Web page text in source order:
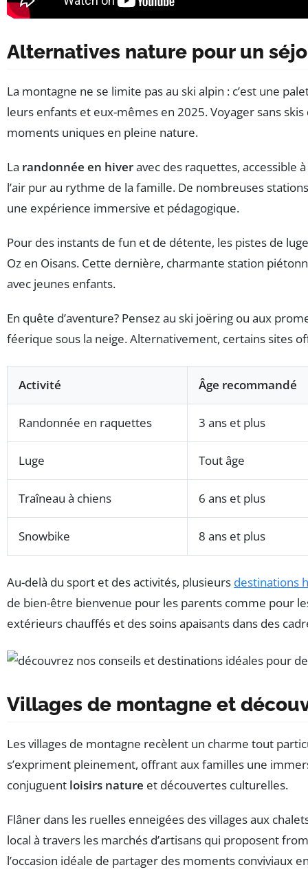
Alternatives nature pour un
La montagne ne se limite pas au ski alpin : c’est une
leurs enfants et eux-mêmes en 2025. Voyager sans
moments uniques en pleine nature.
La randonnée en hiveravec des raquettes, accessible
l’air pur au rythme de la famille. De nombreuses
une expérience immersive et pédagogique.
Pour des instants de fun et de détente, les pistes de
Oz en Oisans. Cette dernière, charmante station
avec jeunes enfants.
En quête d’aventure? Pensez au ski joëring ou aux
féerique sous la neige. Alternativement, certains sites
Activité Âge recommandé
Randonnée en raquettes 3 ans et plus
Luge Tout âge
Traîneau à chiens 6 ans et plus
Snowbike 8 ans et plus
Au-delà du sport et des activités, plusieurs destinations
de bien-être bienvenue pour les parents comme pour
extérieurs chauffés et des soins apaisants dans des
Villages de montagne et
Les villages de montagne recèlent un charme tout
s’expriment pleinement, offrant aux familles une
conjuguent loisirs nature et découvertes culturelles.
Flâner dans les ruelles enneigées des villages aux
local à travers les marchés d’artisans qui proposent
l’occasion idéale de partager des moments conviviaux